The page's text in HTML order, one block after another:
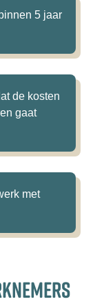
5 jaar
de kosten
gaat
met